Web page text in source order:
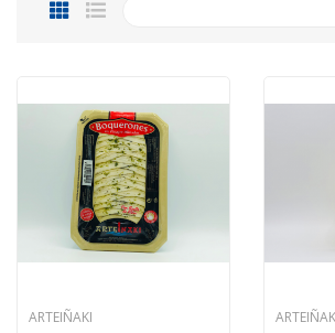
ARTEIÑAKI